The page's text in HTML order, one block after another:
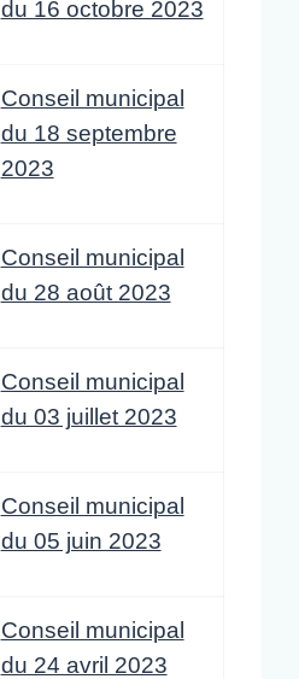
du 16 octobre 2023
Conseil municipal
du 18 septembre
2023
Conseil municipal
du 28 août 2023
Conseil municipal
du 03 juillet 2023
Conseil municipal
du 05 juin 2023
Conseil municipal
du 24 avril 2023